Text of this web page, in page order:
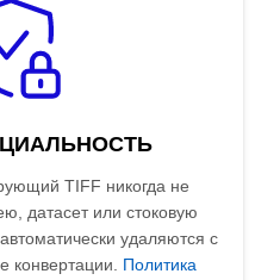
TIFF никогда не
датасет или стоковую
удаляются с
конвертации. Политика